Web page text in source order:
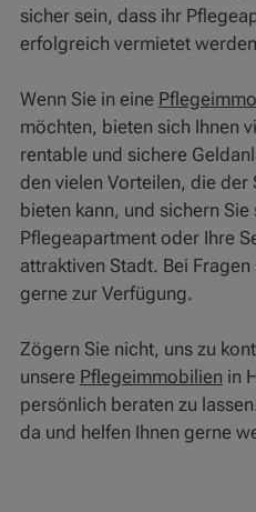
sicher sein, dass ihr
erfolgreich vermietet
Wenn Sie in eine
möchten, bieten sich Ihnen
rentable und sichere
den vielen Vorteilen, die der
bieten kann, und sichern
Pflegeapartment oder Ihre
attraktiven Stadt. Bei
gerne zur Verfügung.
Zögern Sie nicht, uns zu
unsere Pflegeimmobilien in
persönlich beraten zu
da und helfen Ihnen gerne